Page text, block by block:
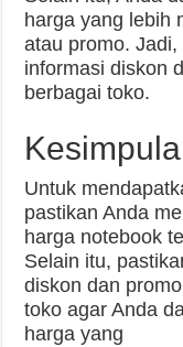
harga yang lebih
atau promo.
informasi diskon
berbagai toko.
Untuk
pastikan Anda
harga notebook
Selain itu,
diskon dan
toko agar Anda
harga yang